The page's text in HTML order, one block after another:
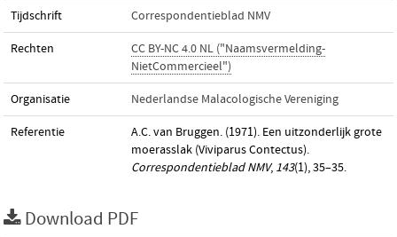
Tijdschrift Correspondentieblad NMV
Rechten
CC BY-NC 4.0 NL ("Naamsvermelding-
NietCommercieel")
Organisatie Nederlandse Malacologische Vereniging
Referentie
A.C. van Bruggen. (1971). Een uitzonderlijk grote
moerasslak (Viviparus Contectus).
Correspondentieblad NMV, 143(1), 35–35.
Download PDF